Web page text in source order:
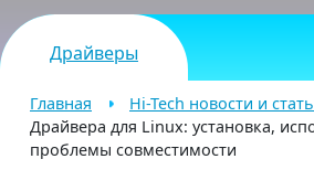
Драйверы
Главная
Hi-Tech новости и
Драйвера для Linux: установка,
проблемы совместимости